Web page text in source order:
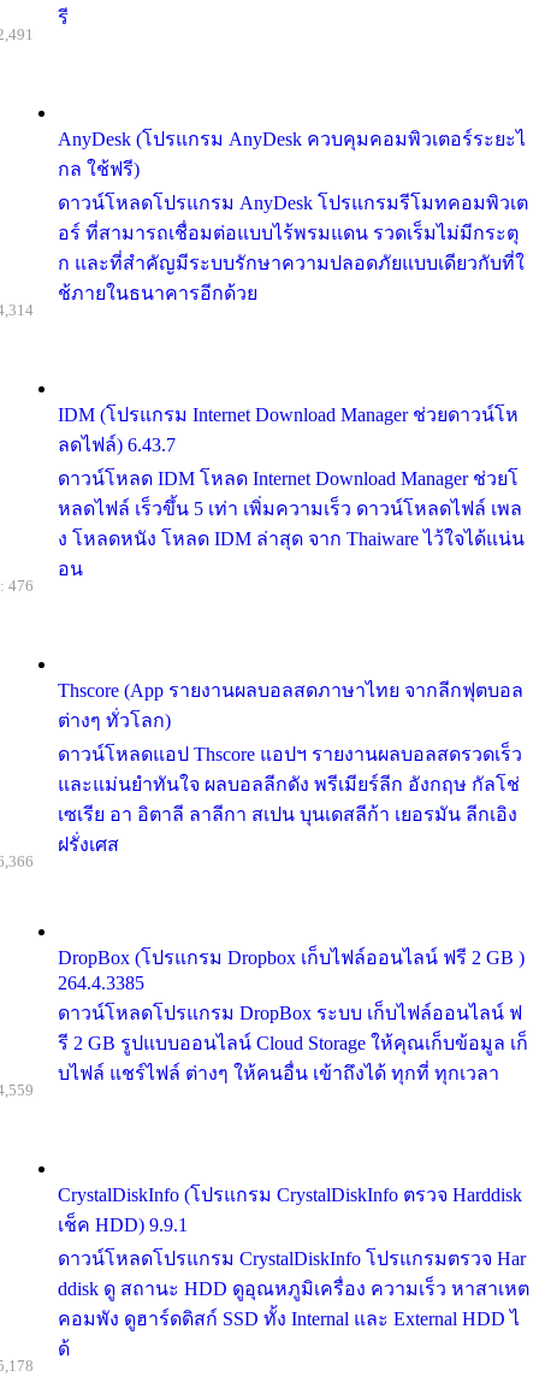
รี
AnyDesk (โปรแกรม AnyDesk ควบคุมคอมพิวเตอร์ระยะไ
กล ใช้ฟรี)
ดาวน์โหลดโปรแกรม AnyDesk โปรแกรมรีโมทคอมพิวเต
อร์ ที่สามารถเชื่อมต่อแบบไร้พรมแดน รวดเร็มไม่มีกระตุ
ก และที่สำคัญมีระบบรักษาความปลอดภัยแบบเดียวกับที่ใ
ช้ภายในธนาคารอีกด้วย
IDM (โปรแกรม Internet Download Manager ช่วยดาวน์โห
ลดไฟล์) 6.43.7
ดาวน์โหลด IDM โหลด Internet Download Manager ช่วยโ
หลดไฟล์ เร็วขึ้น 5 เท่า เพิ่มความเร็ว ดาวน์โหลดไฟล์ เพล
ง โหลดหนัง โหลด IDM ล่าสุด จาก Thaiware ไว้ใจได้แน่น
อน
Thscore (App รายงานผลบอลสดภาษาไทย จากลีกฟุตบอล
ต่างๆ ทั่วโลก)
ดาวน์โหลดแอป Thscore แอปฯ รายงานผลบอลสดรวดเร็ว
และแม่นยำทันใจ ผลบอลลีกดัง พรีเมียร์ลีก อังกฤษ กัลโช่
เซเรีย อา อิตาลี ลาลีกา สเปน บุนเดสลีก้า เยอรมัน ลีกเอิง
ฝรั่งเศส
476
DropBox (โปรแกรม Dropbox เก็บไฟล์ออนไลน์ ฟรี 2 GB )
264.4.3385
ดาวน์โหลดโปรแกรม DropBox ระบบ เก็บไฟล์ออนไลน์ ฟ
รี 2 GB รูปแบบออนไลน์ Cloud Storage ให้คุณเก็บข้อมูล เก็
บไฟล์ แชร์ไฟล์ ต่างๆ ให้คนอื่น เข้าถึงได้ ทุกที่ ทุกเวลา
CrystalDiskInfo (โปรแกรม CrystalDiskInfo ตรวจ Harddisk
เช็ค HDD) 9.9.1
ดาวน์โหลดโปรแกรม CrystalDiskInfo โปรแกรมตรวจ Har
ddisk ดู สถานะ HDD ดูอุณหภูมิเครื่อง ความเร็ว หาสาเหต
คอมพัง ดูฮาร์ดดิสก์ SSD ทั้ง Internal และ External HDD ไ
ด้